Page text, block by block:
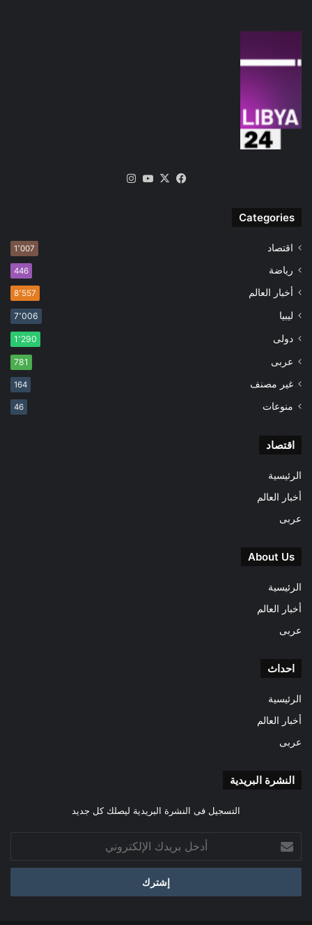
فيسبوك
‫X
‫YouTube
Categories
اقتصاد 1٬007
رياضة 446
أخبار العالم 8٬557
ليبيا 7٬006
دولى 1٬290
عربى 781
غير مصنف 164
منوعات 46
اقتصاد
الرئيسية
أخبار العالم
عربى
About Us
الرئيسية
أخبار العالم
عربى
احداث
الرئيسية
أخبار العالم
عربى
النشرة البريدية
التسجيل فى النشرة البريدية ليصلك كل جديد
بريدك
الإلكتروني